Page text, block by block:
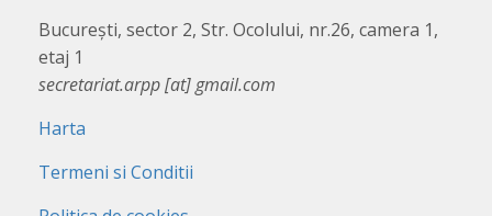
București, sector 2, Str. Ocolului, nr.26, camera 1,
etaj 1
secretariat.arpp [at] gmail.com
Harta
Termeni si Conditii